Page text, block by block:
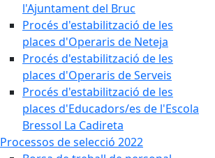
l'Ajuntament del Bruc
Procés d'estabilització de les
places d'Operaris de Neteja
Procés d'estabilització de les
places d'Operaris de Serveis
Procés d'estabilització de les
places d'Educadors/es de l'Escola
Bressol La Cadireta
Processos de selecció 2022